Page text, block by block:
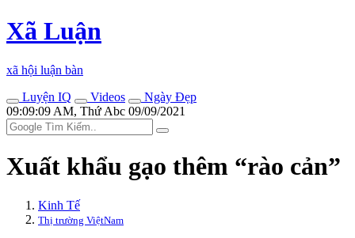
Xã Luận
xã hội luận bàn
Luyện IQ
Videos
Ngày Đẹp
09:09:09 AM, Thứ Abc 09/09/2021
Xuất khẩu gạo thêm “rào cản”
Kinh Tế
Thị trường ViệtNam